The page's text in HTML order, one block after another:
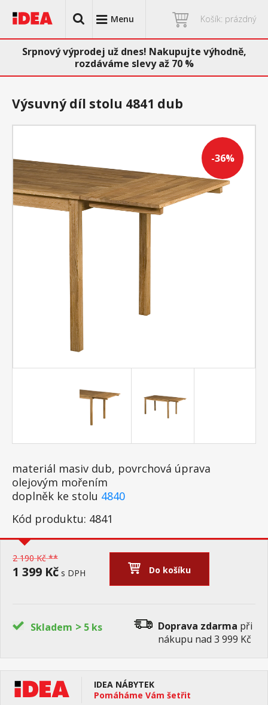
Menu Košík: prázdný
Srpnový výprodej už dnes! Nakupujte výhodně,
rozdáváme slevy až 70 %
-36%
Výsuvný díl stolu 4841 dub
materiál masiv dub, povrchová úprava
olejovým mořením
doplněk ke stolu 4840
Kód produktu: 4841
2 190 Kč **
1 399 Kč s DPH Do košíku
Skladem > 5 ks Doprava zdarma při
nákupu nad 3 999 Kč
IDEA NÁBYTEK
Pomáháme Vám šetřit